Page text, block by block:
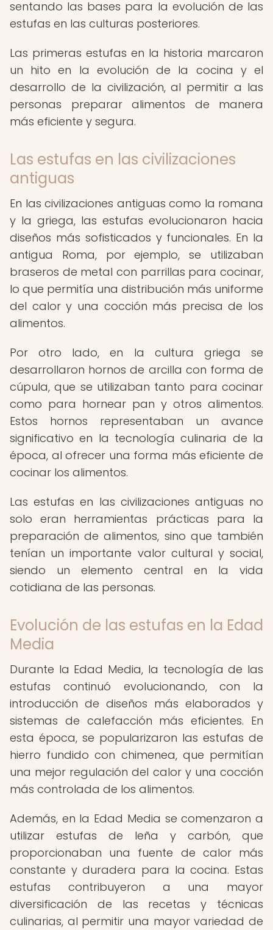
sentando las bases para la evolución de las
estufas en las culturas posteriores.
Las primeras estufas en la historia marcaron
un hito en la evolución de la cocina y el
desarrollo de la civilización, al permitir a las
personas preparar alimentos de manera
más eficiente y segura.
Las estufas en las civilizaciones
antiguas
En las civilizaciones antiguas como la romana
y la griega, las estufas evolucionaron hacia
diseños más sofisticados y funcionales. En la
antigua Roma, por ejemplo, se utilizaban
braseros de metal con parrillas para cocinar,
lo que permitía una distribución más uniforme
del calor y una cocción más precisa de los
alimentos.
Por otro lado, en la cultura griega se
desarrollaron hornos de arcilla con forma de
cúpula, que se utilizaban tanto para cocinar
como para hornear pan y otros alimentos.
Estos hornos representaban un avance
significativo en la tecnología culinaria de la
época, al ofrecer una forma más eficiente de
cocinar los alimentos.
Las estufas en las civilizaciones antiguas no
solo eran herramientas prácticas para la
preparación de alimentos, sino que también
tenían un importante valor cultural y social,
siendo un elemento central en la vida
cotidiana de las personas.
Evolución de las estufas en la Edad
Media
Durante la Edad Media, la tecnología de las
estufas continuó evolucionando, con la
introducción de diseños más elaborados y
sistemas de calefacción más eficientes. En
esta época, se popularizaron las estufas de
hierro fundido con chimenea, que permitían
una mejor regulación del calor y una cocción
más controlada de los alimentos.
Además, en la Edad Media se comenzaron a
utilizar estufas de leña y carbón, que
proporcionaban una fuente de calor más
constante y duradera para la cocina. Estas
estufas contribuyeron a una mayor
diversificación de las recetas y técnicas
culinarias, al permitir una mayor variedad de